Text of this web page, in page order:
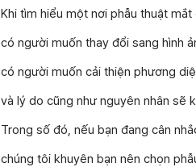
Khi tìm hiểu một nơi phẫu thuật mắt
có người muốn thay đổi sang hình
có người muốn cải thiện phương
và lý do cũng như nguyên nhân sẽ
Trong số đó, nếu bạn đang cân
chúng tôi khuyên bạn nên chọn